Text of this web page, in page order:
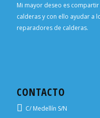
Mi mayor deseo es
calderas y con ello ayudar a
reparadores de calderas.
CONTACTO
C/ Medellín S/N